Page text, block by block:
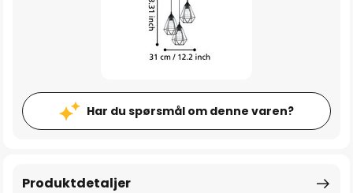
Har du spørsmål om denne varen?
Produktdetaljer